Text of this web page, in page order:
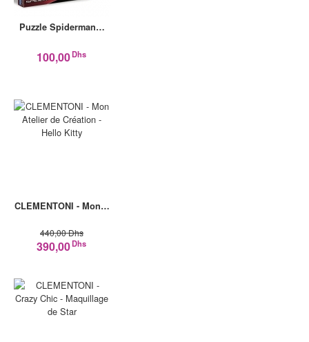
Puzzle Spiderman…
100,00Dhs
CLEMENTONI - Mon…
440,00 Dhs
390,00Dhs